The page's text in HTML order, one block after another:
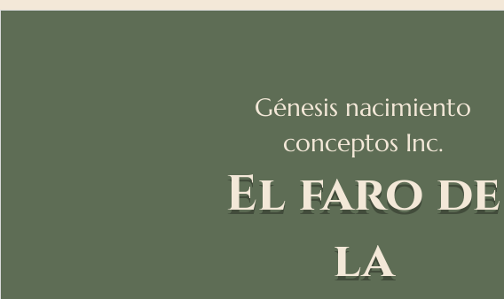
Génesis nacimiento
conceptos Inc.
El faro de
la